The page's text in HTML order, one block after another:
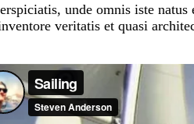
unde omnis iste
veritatis et quasi